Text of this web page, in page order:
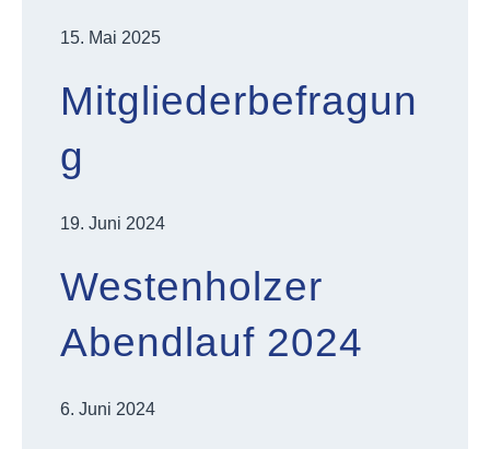
15. Mai 2025
Mitgliederbefragun
g
19. Juni 2024
Westenholzer
Abendlauf 2024
6. Juni 2024